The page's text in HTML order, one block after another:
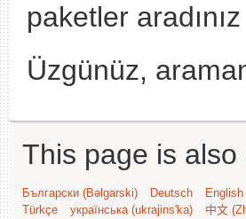
paketler aradınız
Üzgünüz,
This page is
Български (Bəlgarski) Deutsch English
Türkçe
українська (ukrajins'ka) 中文